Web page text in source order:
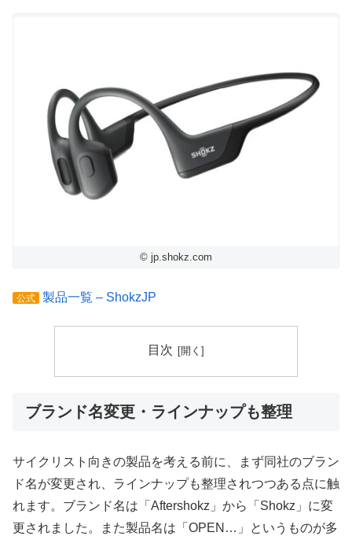
© jp.shokz.com
公式 製品一覧 – ShokzJP
目次
ブランド名変更・ラインナップも整理
サイクリスト向きの製品を考える前に、まず同社のブラン
ド名が変更され、ラインナップも整理されつつある点に触
れます。ブランド名は「Aftershokz」から「Shokz」に変
更されました。また製品名は「OPEN…」というものが多